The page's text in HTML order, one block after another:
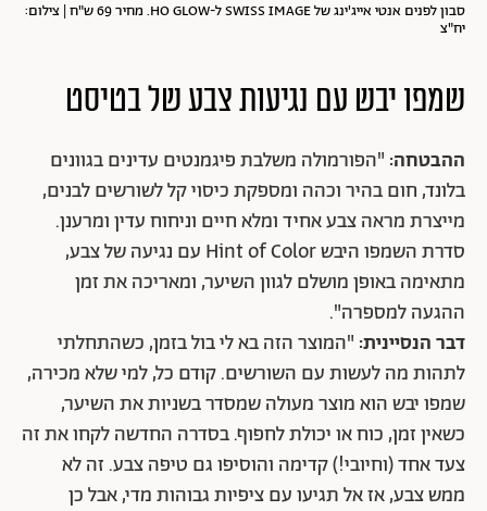
סבון לפנים אנטי אייג'ינג של SWISS IMAGE ל-HO GLOW. מחיר 69 ש"ח | צילום:
יח"צ
שמפו יבש עם נגיעות צבע של בטיסט
ההבטחה: "הפורמולה משלבת פיגמנטים עדינים בגוונים
בלונד, חום בהיר וכהה ומספקת כיסוי קל לשורשים לבנים,
מייצרת מראה צבע אחיד ומלא חיים וניחוח עדין ומרענן.
סדרת השמפו היבש Hint of Color עם נגיעה של צבע,
מתאימה באופן מושלם לגוון השיער, ומאריכה את זמן
ההגעה למספרה".
דבר הנסיינית: "המוצר הזה בא לי בול בזמן, כשהתחלתי
לתהות מה לעשות עם השורשים. קודם כל, למי שלא מכירה,
שמפו יבש הוא מוצר מעולה שמסדר בשניות את השיער,
כשאין זמן, כוח או יכולת לחפוף. בסדרה החדשה לקחו את זה
צעד אחד (וחיובי!) קדימה והוסיפו גם טיפה צבע. זה לא
ממש צבע, אז אל תגיעו עם ציפיות גבוהות מדי, אבל כן